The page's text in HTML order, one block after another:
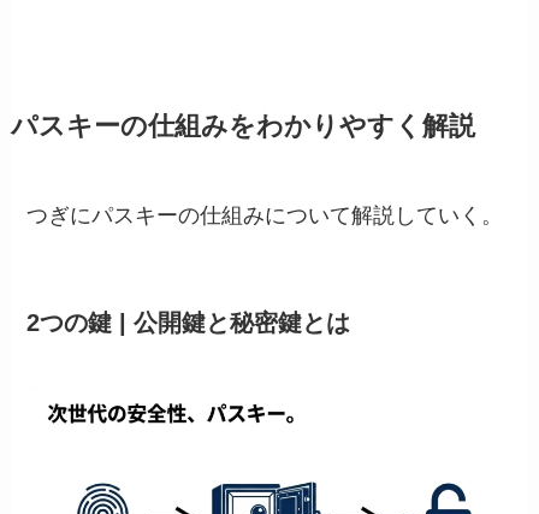
パスキーの仕組みをわかりやすく解説
つぎにパスキーの仕組みについて解説していく。
2つの鍵 | 公開鍵と秘密鍵とは